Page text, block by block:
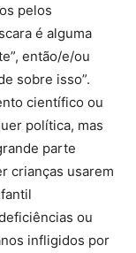
pelos
é alguma
então/e/ou
sobre isso”.
científico ou
política, mas
parte
crianças usarem
ou
infligidos por